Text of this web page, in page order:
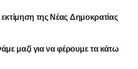
εκτίμηση της Νέας Δημοκρατίας
μαζί για να φέρουμε τα κάτω